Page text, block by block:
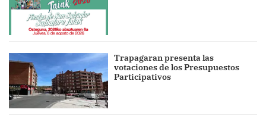
Trapagaran presenta las
votaciones de los Presupuestos
Participativos